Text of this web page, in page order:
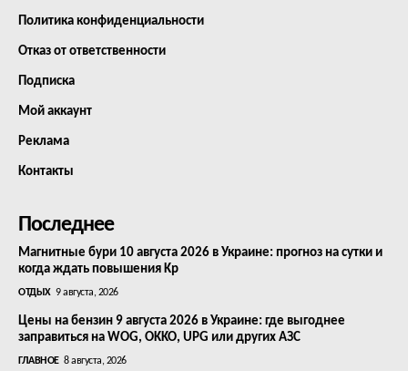
Политика конфиденциальности
Отказ от ответственности
Подписка
Мой аккаунт
Реклама
Контакты
Последнее
Магнитные бури 10 августа 2026 в Украине: прогноз на сутки и
когда ждать повышения Kp
ОТДЫХ 9 августа, 2026
Цены на бензин 9 августа 2026 в Украине: где выгоднее
заправиться на WOG, OKKO, UPG или других АЗС
ГЛАВНОЕ 8 августа, 2026